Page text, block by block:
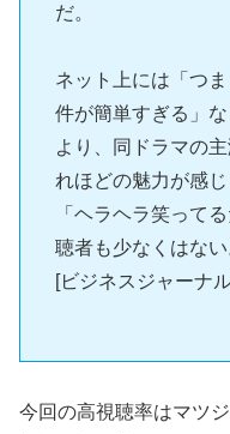
だ。
ネット上には「つ
件が簡単すぎる」
より、同ドラマの
れほどの魅力が感
「ヘラヘラ笑って
聴者も少なくはない
[ビジネスジャーナ
今回の高視聴率はマツ